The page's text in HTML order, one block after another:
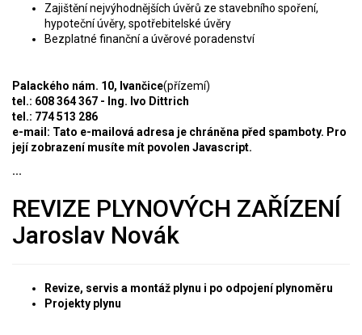
Zajištění nejvýhodnějších úvěrů ze stavebního spoření,
hypoteční úvěry, spotřebitelské úvěry
Bezplatné finanční a úvěrové poradenství
Palackého nám. 10, Ivančice(přízemí)
tel.: 608 364 367 - Ing. Ivo Dittrich
tel.: 774 513 286
e-mail: Tato e-mailová adresa je chráněna před spamboty. Pro
její zobrazení musíte mít povolen Javascript.
...
REVIZE PLYNOVÝCH ZAŘÍZENÍ
Jaroslav Novák
Revize, servis a montáž plynu i po odpojení plynoměru
Projekty plynu